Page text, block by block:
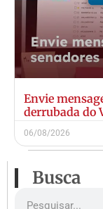
Envie
derrubada do
06/08/2026
Busca